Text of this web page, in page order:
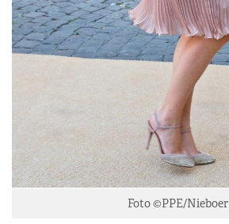
Foto ©PPE/Nieboer